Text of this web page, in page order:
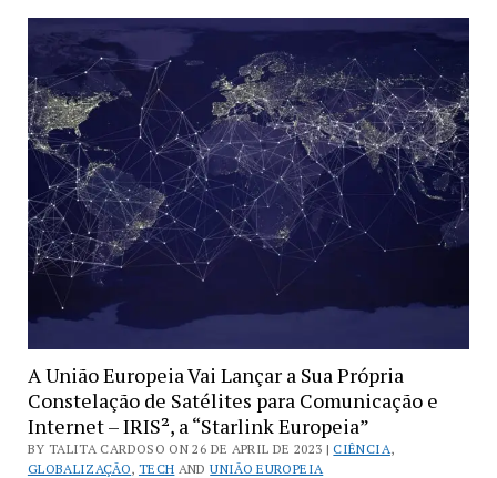
Mega
Descoberta
de
Terras-
Raras
na
Noruega
Enfraquece
o
Poder
Geopolítico
China
Fortalece
o
Europeu
A União Europeia Vai Lançar a Sua Própria
Constelação de Satélites para Comunicação e
Internet – IRIS², a “Starlink Europeia”
BY TALITA CARDOSO ON 26 DE APRIL DE 2023 |CIÊNCIA,
GLOBALIZAÇÃO, TECH ANDUNIÃO EUROPEIA